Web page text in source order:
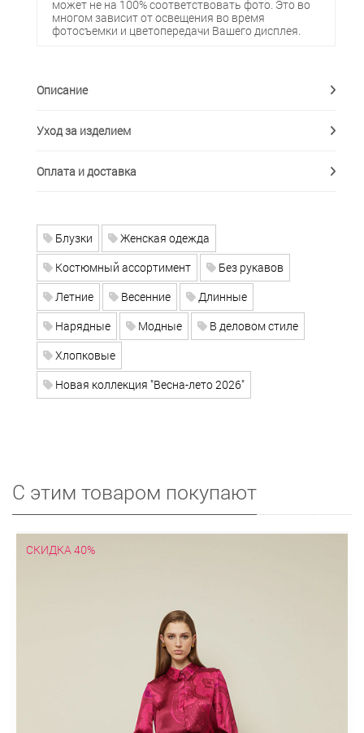
может не на 100% соответствовать фото. Это во
многом зависит от освещения во время
фотосъемки и цветопередачи Вашего дисплея.
Описание
Уход за изделием
Оплата и доставка
Блузки
Женская одежда
Костюмный ассортимент
Без рукавов
Летние
Весенние
Длинные
Нарядные
Модные
В деловом стиле
Хлопковые
Новая коллекция "Весна-лето 2026"
С этим товаром покупают
СКИДКА 40%